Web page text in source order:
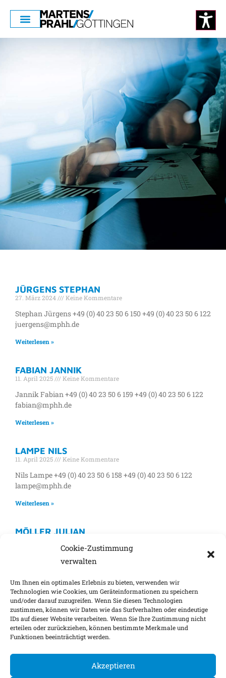
Cookie-Zustimmung
verwalten
Um Ihnen ein optimales Erlebnis zu bieten, verwenden wir
Technologien wie Cookies, um Geräteinformationen zu speichern
und/oder darauf zuzugreifen. Wenn Sie diesen Technologien
zustimmen, können wir Daten wie das Surfverhalten oder eindeutige
IDs auf dieser Website verarbeiten. Wenn Sie Ihre Zustimmung nicht
erteilen oder zurückziehen, können bestimmte Merkmale und
Funktionen beeinträchtigt werden.
Akzeptieren
WOHNUNGSWIRTSCHAFT
JÜRGENS STEPHAN
27. März 2024 Keine Kommentare
Stephan Jürgens +49 (0) 40 23 50 6 150 +49 (0) 40 23 50 6 122
juergens@mphh.de
Weiterlesen »
FABIAN JANNIK
11. April 2025 Keine Kommentare
Jannik Fabian +49 (0) 40 23 50 6 159 +49 (0) 40 23 50 6 122
fabian@mphh.de
Weiterlesen »
LAMPE NILS
11. April 2025 Keine Kommentare
Nils Lampe +49 (0) 40 23 50 6 158 +49 (0) 40 23 50 6 122
lampe@mphh.de
Weiterlesen »
MÖLLER JULIAN
Julian Möller +49 (0) 40 23 50 6 205 +49 (0) 40 23 50 6 122
moeller@mphh.de
Weiterlesen »
Impressum Nachhaltigkeitsfaktoren
Datenschutz Barrierefreiheit
Cookie-Einstellungen
©